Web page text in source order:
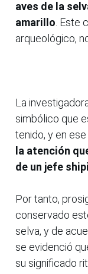
aves de la
amarillo .
arqueológico,
La
simbólico que
tenido, y en
la atención
de un jefe
Por tanto,
conservado
selva, y de
se evidenció
su significado